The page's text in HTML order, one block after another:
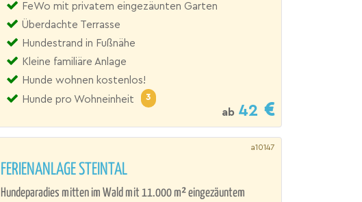
FeWo mit privatem eingezäunten Garten
Überdachte Terrasse
Hundestrand in Fußnähe
Kleine familiäre Anlage
Hunde wohnen kostenlos!
Hunde pro Wohneinheit
3
ab 42
a10147
FERIENANLAGE STEINTAL
Hundeparadies mitten im Wald mit 11.000 m² eingezäuntem